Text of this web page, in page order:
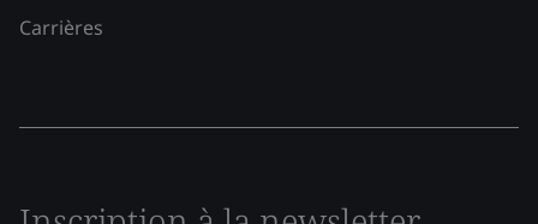
Carrières